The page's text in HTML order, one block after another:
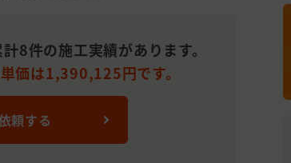
8件の施工実績があります。
価は1,390,125円です。
頼する